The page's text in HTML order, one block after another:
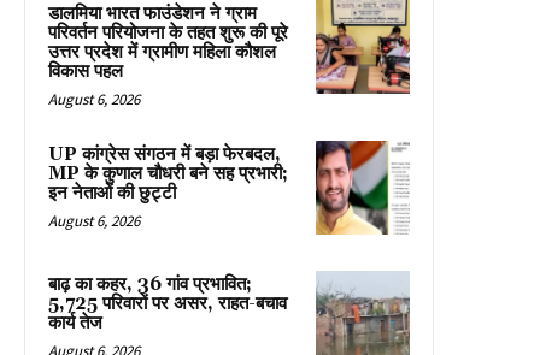
डालमिया भारत फाउंडेशन ने ग्राम
परिवर्तन परियोजना के तहत शुरू की पूरे
उत्तर प्रदेश में ग्रामीण महिला कौशल
विकास पहल
August 6, 2026
UP कांग्रेस संगठन में बड़ा फेरबदल,
MP के कुणाल चौधरी बने सह प्रभारी;
इन नेताओं की छुट्टी
August 6, 2026
बाढ़ का कहर, 36 गांव प्रभावित;
5,725 परिवारों पर असर, राहत-बचाव
कार्य तेज
August 6, 2026